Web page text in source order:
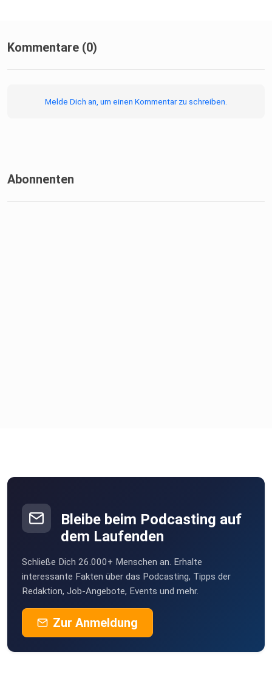
Kommentare (0)
Melde Dich an, um einen Kommentar zu schreiben.
Abonnenten
Bleibe beim Podcasting auf
dem Laufenden
Schließe Dich 26.000+ Menschen an. Erhalte
interessante Fakten über das Podcasting, Tipps der
Redaktion, Job-Angebote, Events und mehr.
Zur Anmeldung